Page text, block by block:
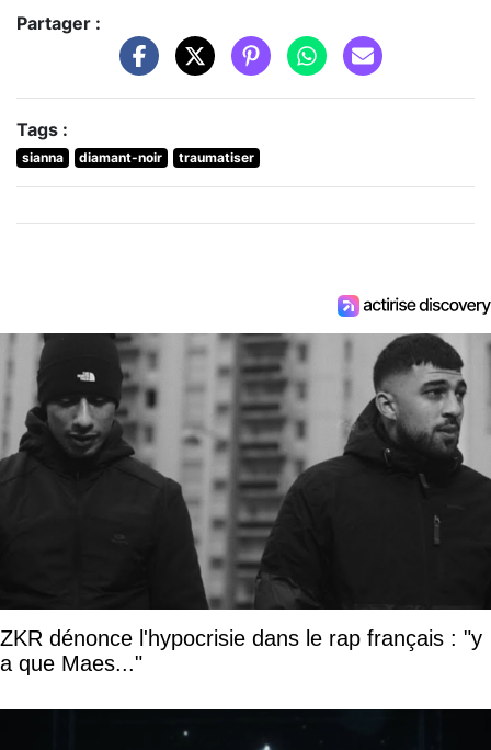
Partager :
Tags :
sianna diamant-noir traumatiser
ZKR dénonce l'hypocrisie dans le rap français : "y
a que Maes..."